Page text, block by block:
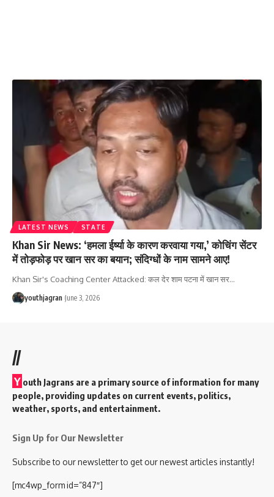
LATEST NEWS STATE
Khan Sir News: ‘हमला ईर्ष्या के कारण करवाया गया,’ कोचिंग सेंटर
में तोड़फोड़ पर खान सर का बयान; संदिग्धों के नाम सामने आए!
Khan Sir's Coaching Center Attacked: कल देर शाम पटना में खान सर…
youthjagran June 3, 2026
//
Y outh Jagrans are a primary source of information for many
people, providing updates on current events, politics,
weather, sports, and entertainment.
Sign Up for Our Newsletter
Subscribe to our newsletter to get our newest articles instantly!
[mc4wp_form id=”847″]